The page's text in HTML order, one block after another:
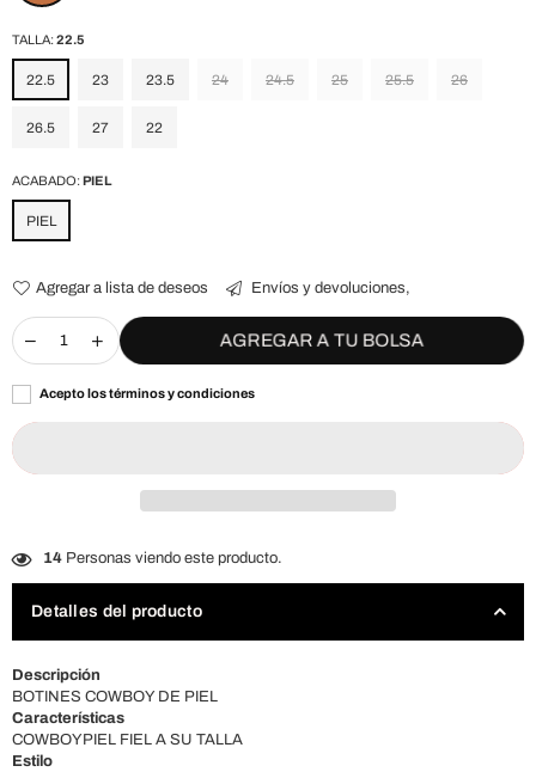
TALLA:22.5
22.5 23 23.5 24 24.5 25 25.5 26
26.5 27 22
ACABADO: PIEL
PIEL
Agregar a lista de deseos Envíos y devoluciones,
AGREGAR A TU BOLSA
Acepto los términos y condiciones
14 Personas viendo este producto.
Detalles del producto
Descripción
BOTINES COWBOY DE PIEL
Características
COWBOYPIEL FIEL A SU TALLA
Estilo